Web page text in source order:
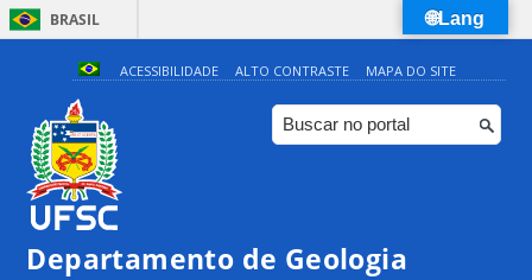
BRASIL
Simplifique!
Comunica BR
Participe
Canais
ACESSIBILIDADE ALTO CONTRASTE MAPA DO SITE
Departamento de Geologia
🌐Lang